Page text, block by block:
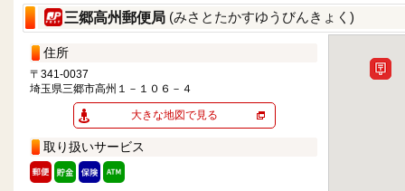
三郷高州郵便局 (みさとたかすゆうびんきょく)
住所
〒341-0037
埼玉県三郷市高州１－１０６－４
大きな地図で見る
取り扱いサービス